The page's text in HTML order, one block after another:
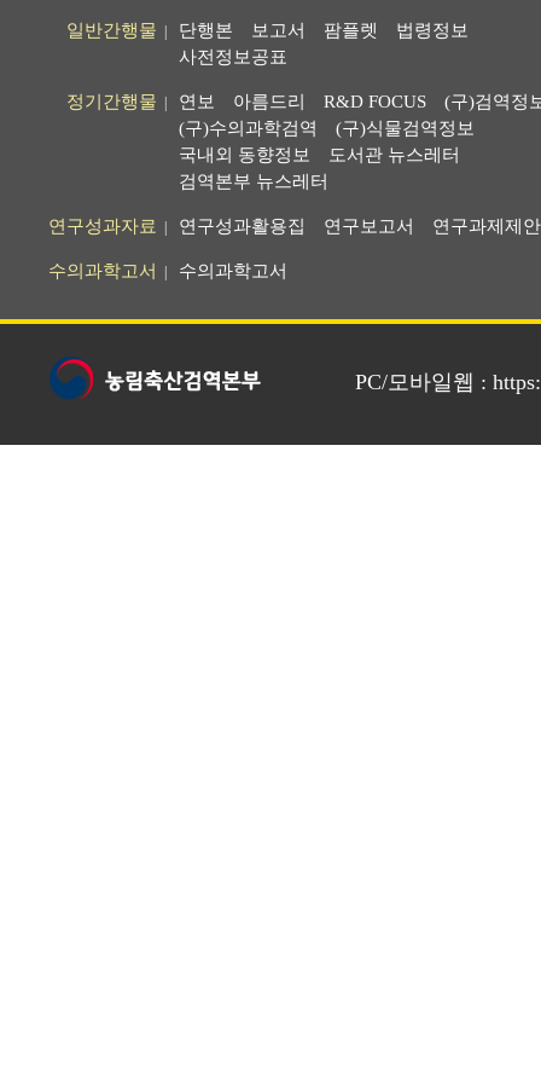
일반간행물 단행본 보고서 팜플렛
법령정보
사전정보공표
정기간행물 연보 아름드리 R&D FOCUS
(구)검역정
(구)수의과학검역
(구)식물검역정보
국내외 동향정보
도서관 뉴스레터
검역본부 뉴스레터
연구성과자료 연구성과활용집 연구보고서 연구과제제
수의과학고서 수의과학고서
PC/모바일웹 :